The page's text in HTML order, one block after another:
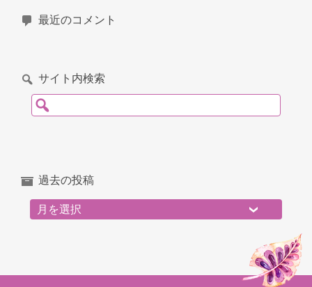
最近のコメント
サイト内検索
検索:
過去の投稿
過去の投稿